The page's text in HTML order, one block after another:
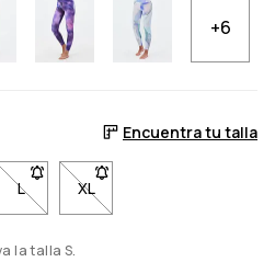
+6
Encuentra tu talla
M no disponible. Haz clic para ser
L- Talla L no disponible. Haz clic
XL- Talla XL no disponible.
la talla S.